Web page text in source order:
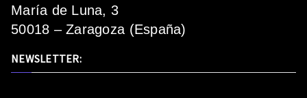
María de Luna, 3
50018 – Zaragoza (España)
NEWSLETTER: